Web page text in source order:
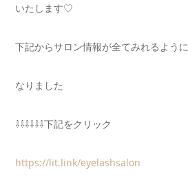
いたします♡
下記からサロン情報が全てみれるように
なりました
⇩⇩⇩⇩⇩⇩下記をクリック
https://lit.link/eyelashsalon